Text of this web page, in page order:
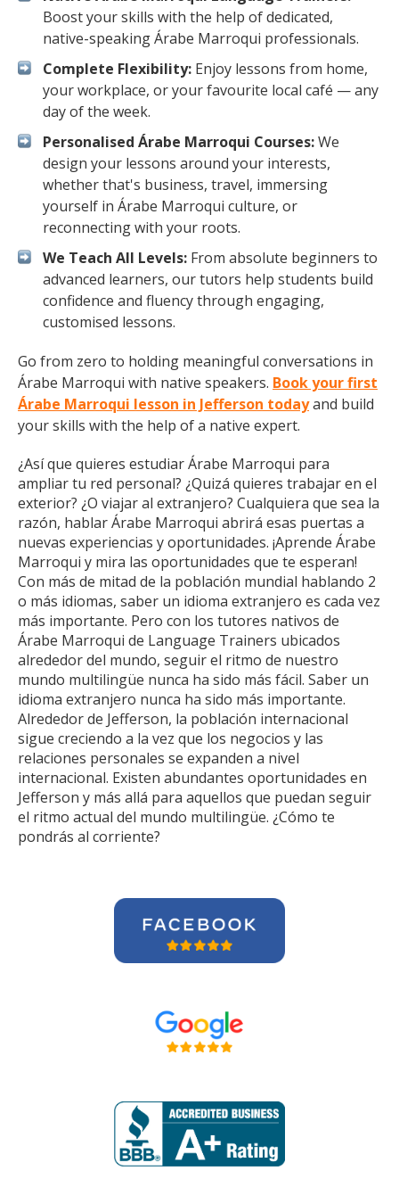
Boost your skills with the help of dedicated,
native-speaking Árabe Marroqui professionals.
Complete Flexibility: Enjoy lessons from home,
your workplace, or your favourite local café — any
day of the week.
Personalised Árabe Marroqui Courses:We
design your lessons around your interests,
whether that's business, travel, immersing
yourself in Árabe Marroqui culture, or
reconnecting with your roots.
We Teach All Levels: From absolute beginners to
advanced learners, our tutors help students build
confidence and fluency through engaging,
customised lessons.
Go from zero to holding meaningful conversations in
Árabe Marroqui with native speakers. Book your first
Árabe Marroqui lesson in Jefferson todayand build
your skills with the help of a native expert.
¿Así que quieres estudiar Árabe Marroqui para
ampliar tu red personal? ¿Quizá quieres trabajar en el
exterior? ¿O viajar al extranjero? Cualquiera que sea la
razón, hablar Árabe Marroqui abrirá esas puertas a
nuevas experiencias y oportunidades. ¡Aprende Árabe
Marroqui y mira las oportunidades que te esperan!
Con más de mitad de la población mundial hablando 2
o más idiomas, saber un idioma extranjero es cada vez
más importante. Pero con los tutores nativos de
Árabe Marroqui de Language Trainers ubicados
alrededor del mundo, seguir el ritmo de nuestro
mundo multilingüe nunca ha sido más fácil. Saber un
idioma extranjero nunca ha sido más importante.
Alrededor de Jefferson, la población internacional
sigue creciendo a la vez que los negocios y las
relaciones personales se expanden a nivel
internacional. Existen abundantes oportunidades en
Jefferson y más allá para aquellos que puedan seguir
el ritmo actual del mundo multilingüe. ¿Cómo te
pondrás al corriente?